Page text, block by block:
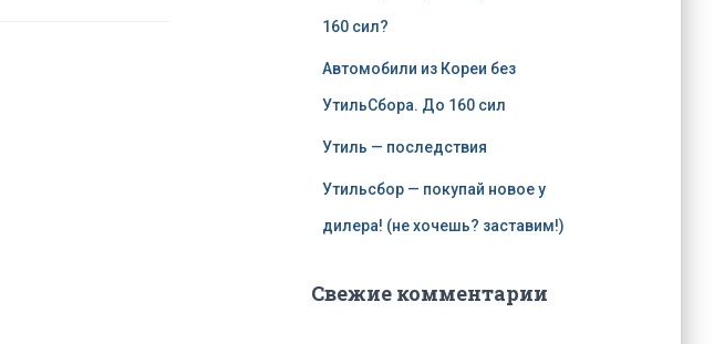
160 сил?
Автомобили из Кореи без
УтильСбора. До 160 сил
Утиль — последствия
Утильсбор — покупай новое у
дилера! (не хочешь? заставим!)
Свежие комментарии